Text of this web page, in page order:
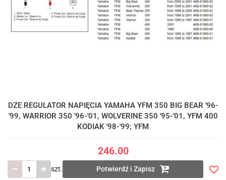
DZE REGULATOR NAPIĘCIA YAMAHA YFM 350 BIG BEAR '96-
'99, WARRIOR 350 '96-'01, WOLVERINE 350 '95-'01, YFM 400
KODIAK '98-'99; YFM
246.00
szt. Potwierdź i Zapisz